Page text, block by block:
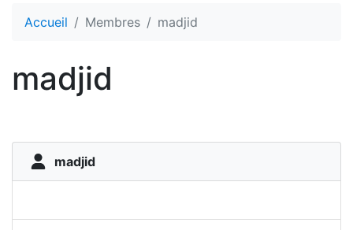
Accueil Membres madjid
madjid
madjid